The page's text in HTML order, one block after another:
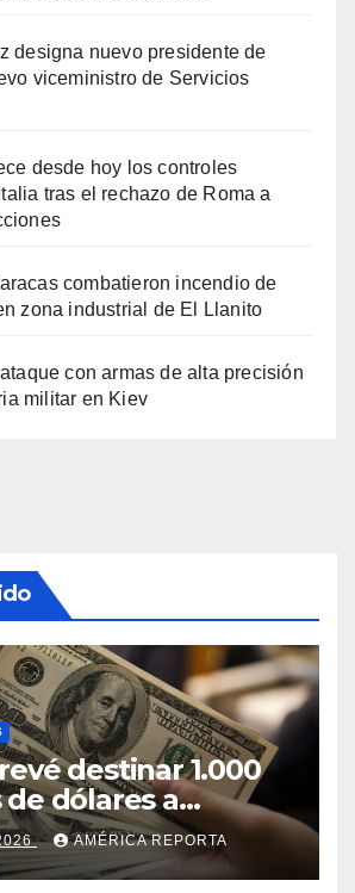
designa nuevo presidente de
viceministro de Servicios
desde hoy los controles
tras el rechazo de Roma a
combatieron incendio de
zona industrial de El Llanito
con armas de alta precisión
militar en Kiev
destinar 1.000
dólares a
para un paquete
AMÉRICA REPORTA